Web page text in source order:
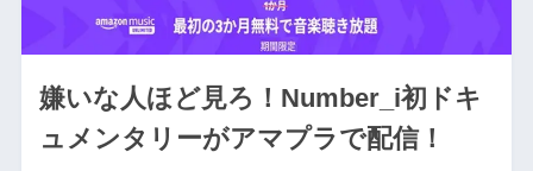
嫌いな人ほど見ろ！Number_i初ドキ
ュメンタリーがアマプラで配信！